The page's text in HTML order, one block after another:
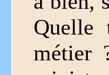
Quelle
métier